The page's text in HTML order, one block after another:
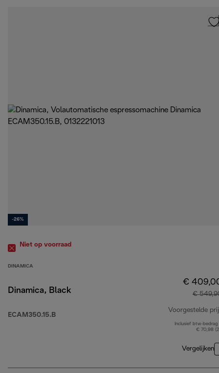
-26%
Niet op voorraad
DINAMICA
Dinamica, Black
ECAM350.15.B
€
€
Voorgestelde
Inclusief btw-bedrag
€ 70,98
Vergelijken